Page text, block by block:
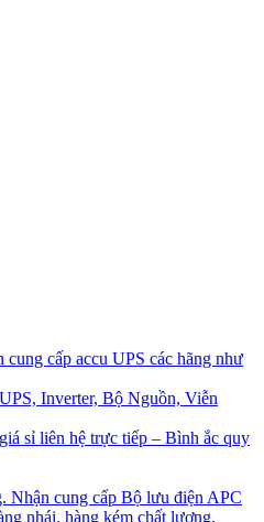
cấp accu UPS các hãng như
Inverter, Bộ Nguồn, Viễn
sỉ liên hệ trực tiếp – Bình ắc quy
Nhận cung cấp Bộ lưu điện APC
nhái, hàng kém chất lượng.